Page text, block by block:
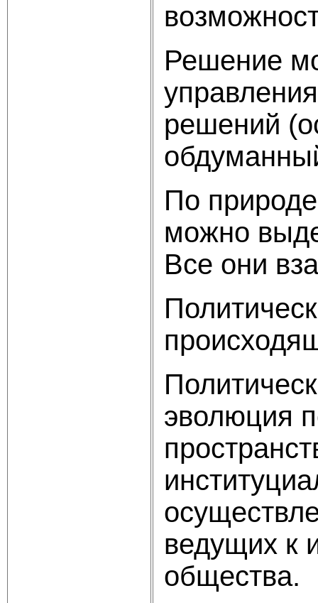
Решение
решений
По
можно
Все они
эволюция
ведущих к
общества.